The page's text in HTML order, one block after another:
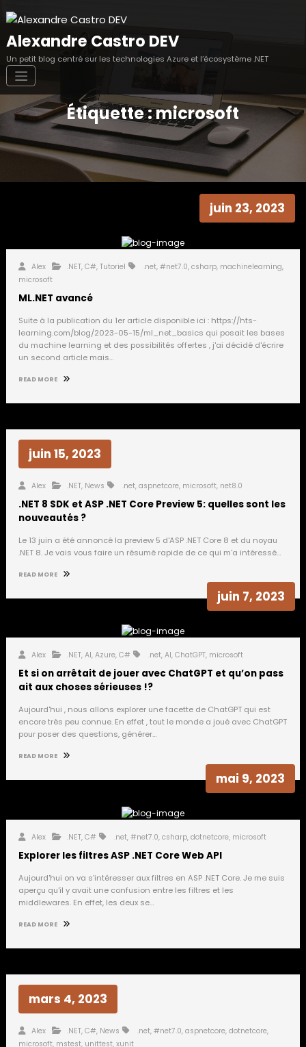
au
Alexandre Castro DEV
Un petit blog centré sur les technologies Azure et l’écosystème .NET
Étiquette : microsoft
juin 23, 2023
Alex .NET, C#, Tutoriel .net, #net7.0, csharp, machinelearning,
microsoft
ML.NET avancé
Suite à la publication du 1er article disponible ici : https://hts-
learning.com/blog/2023-05-15/ml_net_basics qui posait les bases
du machine learning et des possibilités offertes , j'ai décidé d'écrire
un second article mais…
READ MORE
juin 15, 2023
Alex .NET, News .net, aspnetcore, microsoft, net8.0
.NET 8 SDK et ASP .NET Core Preview 5: quelles sont les
nouveautés ?
Le 13 juin a été annoncé la preview 5 d'ASP .NET Core 8 et du noyau
.NET 8. Je vais vous faire un résumé rapide de ce qui m'a intéressé…
READ MORE
juin 7, 2023
Alex .NET, AI, Azure, C# .net, AI, ChatGPT, microsoft
Et si on arrêtait de jouer avec ChatGPT et qu’on pass
ait aux choses sérieuses !?
Aujourd'hui , nous allons explorer une facette de ChatGPT qui est
encore très peu connue. En effet , tout le monde a joué avec ChatGPT
pour poser des questions, générer…
READ MORE
mai 9, 2023
Alex .NET, C# .net, #net7.0, csharp, dotnetcore, microsoft
Explorer les filtres ASP .NET Core Web API
Aujourd'hui on va s'intéresser aux filtres en ASP .NET Core. Je me suis
aperçu qu'il y avait une confusion entre les filtres et les
middlewares. En effet, les deux se…
READ MORE
mars 4, 2023
Alex .NET, C#, News .net, #net7.0, aspnetcore, dotnetcore,
microsoft, mstest, unittest, xunit